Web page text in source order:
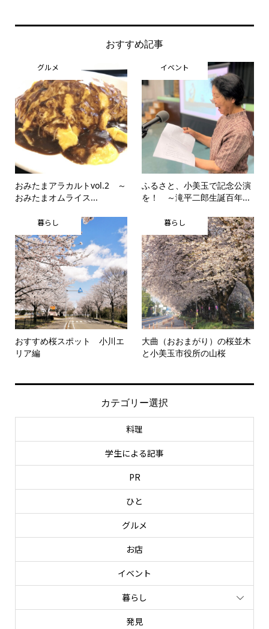
おすすめ記事
グルメ
おみたまアラカルトvol.2 ～
おみたまオムライス...
イベント
ふるさと、小美玉で記念公演
を！ ～滝平二郎生誕百年...
暮らし
おすすめ桜スポット 小川エ
リア編
暮らし
大曲（おおまがり）の桜並木
と小美玉市役所の山桜
カテゴリー選択
料理
学生による記事
PR
ひと
グルメ
お店
イベント
暮らし
発見